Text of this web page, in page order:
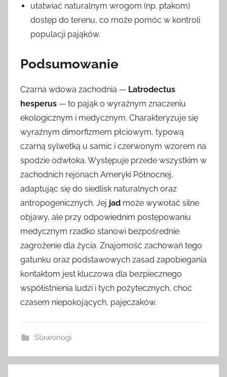
ułatwiać naturalnym wrogom (np. ptakom)
dostęp do terenu, co może pomóc w kontroli
populacji pająków.
Podsumowanie
Czarna wdowa zachodnia — Latrodectus
hesperus — to pająk o wyraźnym znaczeniu
ekologicznym i medycznym. Charakteryzuje się
wyraźnym dimorfizmem płciowym, typową
czarną sylwetką u samic i czerwonym wzorem na
spodzie odwłoka. Występuje przede wszystkim w
zachodnich rejonach Ameryki Północnej,
adaptując się do siedlisk naturalnych oraz
antropogenicznych. Jej jad może wywołać silne
objawy, ale przy odpowiednim postępowaniu
medycznym rzadko stanowi bezpośrednie
zagrożenie dla życia. Znajomość zachowań tego
gatunku oraz podstawowych zasad zapobiegania
kontaktom jest kluczowa dla bezpiecznego
współistnienia ludzi i tych pożytecznych, choć
czasem niepokojących, pajęczaków.
Stawonogi